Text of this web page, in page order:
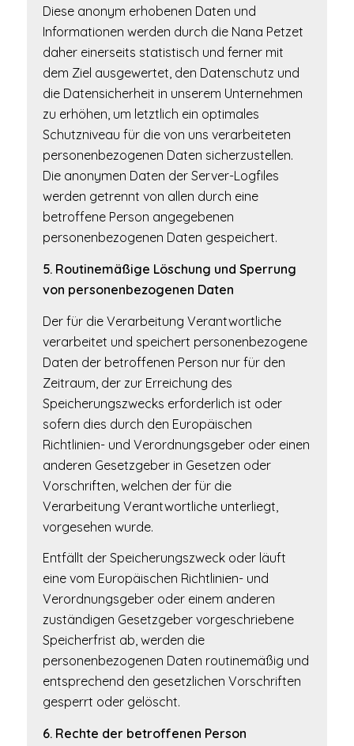
Diese anonym erhobenen Daten und
Informationen werden durch die Nana Petzet
daher einerseits statistisch und ferner mit
dem Ziel ausgewertet, den Datenschutz und
die Datensicherheit in unserem Unternehmen
zu erhöhen, um letztlich ein optimales
Schutzniveau für die von uns verarbeiteten
personenbezogenen Daten sicherzustellen.
Die anonymen Daten der Server-Logfiles
werden getrennt von allen durch eine
betroffene Person angegebenen
personenbezogenen Daten gespeichert.
5. Routinemäßige Löschung und Sperrung
von personenbezogenen Daten
Der für die Verarbeitung Verantwortliche
verarbeitet und speichert personenbezogene
Daten der betroffenen Person nur für den
Zeitraum, der zur Erreichung des
Speicherungszwecks erforderlich ist oder
sofern dies durch den Europäischen
Richtlinien- und Verordnungsgeber oder einen
anderen Gesetzgeber in Gesetzen oder
Vorschriften, welchen der für die
Verarbeitung Verantwortliche unterliegt,
vorgesehen wurde.
Entfällt der Speicherungszweck oder läuft
eine vom Europäischen Richtlinien- und
Verordnungsgeber oder einem anderen
zuständigen Gesetzgeber vorgeschriebene
Speicherfrist ab, werden die
personenbezogenen Daten routinemäßig und
entsprechend den gesetzlichen Vorschriften
gesperrt oder gelöscht.
6. Rechte der betroffenen Person